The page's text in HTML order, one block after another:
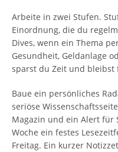
Arbeite in zwei Stufen.
Einordnung, die du
Dives, wenn ein Thema
Gesundheit, Geldanlage
sparst du Zeit und bleibst
Baue ein persönliches
seriöse
Magazin und ein Alert für
Woche ein festes
Freitag. Ein kurzer